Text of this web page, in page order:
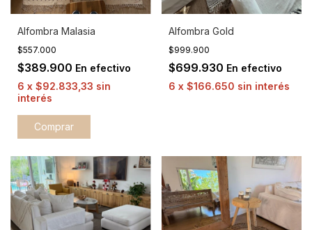
Alfombra Malasia
$557.000
$389.900 En efectivo
6 x $92.833,33 sin
interés
Comprar
Alfombra Gold
$999.900
$699.930 En efectivo
6 x $166.650 sin interés